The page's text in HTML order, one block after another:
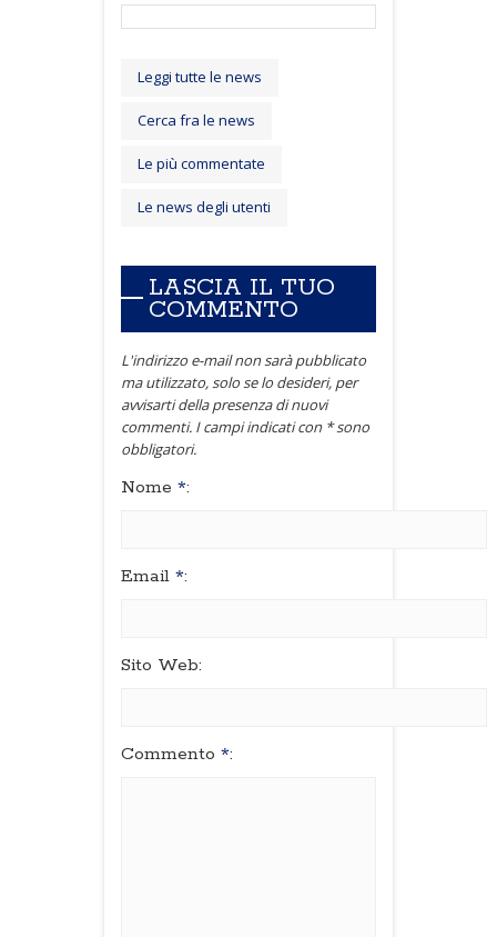
Leggi tutte le news
Cerca fra le news
Le più commentate
Le news degli utenti
LASCIA IL TUO
COMMENTO
L'indirizzo e-mail non sarà pubblicato
ma utilizzato, solo se lo desideri, per
avvisarti della presenza di nuovi
commenti. I campi indicati con * sono
obbligatori.
Nome *:
Email *:
Sito Web:
Commento *: